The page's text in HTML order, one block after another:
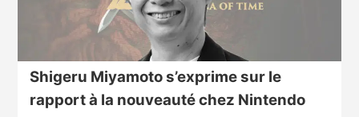
Shigeru Miyamoto s’exprime sur le
rapport à la nouveauté chez Nintendo